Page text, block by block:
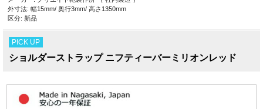
外寸法: 幅15mm/ 奥行3mm/ 高さ1350mm
区分: 新品
PICK UP
ショルダーストラップ ニフティーバーミリオンレッド